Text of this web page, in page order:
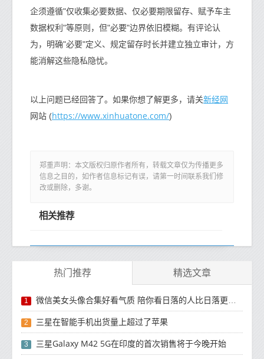
企须遵循"仅收集必要数据、仅必要期限留存、赋予车主
数据权利"等原则，但"必要"边界依旧模糊。有评论认
为，明确"必要"定义、规定留存时长并建立独立审计，方
能消解这些隐私隐忧。
以上问题已经回答了。如果你想了解更多，请关新经网
网站 (https://www.xinhuatone.com/)
郑重声明：本文版权归原作者所有，转载文章仅为传播更多
信息之目的，如作者信息标记有误，请第一时间联系我们修
改或删除，多谢。
相关推荐
热门推荐 精选文章
1 微信美女头像合集好看气质 陪你看日落的人比日落更浪漫
2 三星在智能手机出货量上超过了苹果
3 三星Galaxy M42 5G在印度的首次销售将于今晚开始